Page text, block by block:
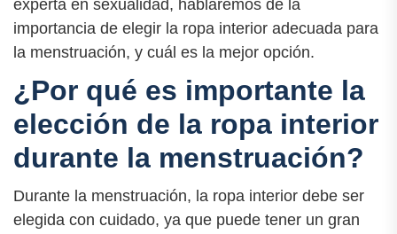
experta en sexualidad, hablaremos de la
importancia de elegir la ropa interior adecuada para
la menstruación, y cuál es la mejor opción.
¿Por qué es importante la
elección de la ropa interior
durante la menstruación?
Durante la menstruación, la ropa interior debe ser
elegida con cuidado, ya que puede tener un gran